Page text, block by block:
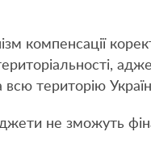
компенсації
адже
територію
не зможуть